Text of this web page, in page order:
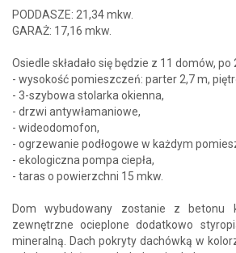
PODDASZE: 21,34 mkw.
GARAŻ: 17,16 mkw.
Osiedle składało się będzie z 11 domów, po
- wysokość pomieszczeń: parter 2,7 m,
- 3-szybowa stolarka okienna,
- drzwi antywłamaniowe,
- wideodomofon,
- ogrzewanie podłogowe w każdym
- ekologiczna pompa ciepła,
- taras o powierzchni 15 mkw.
Dom wybudowany zostanie z betonu
zewnętrzne ocieplone dodatkowo
mineralną. Dach pokryty dachówką w